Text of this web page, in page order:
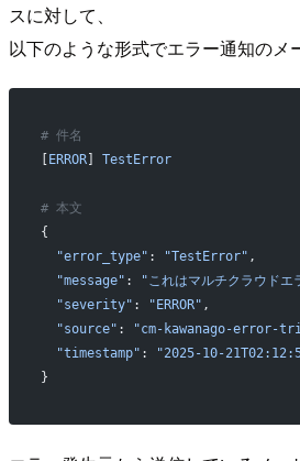
スに対して、
以下のような形式でエラー通知のメ
# 件名
[ERROR] TestError
# 本文
{
  "error_type"
: "TestError" ,
  "message"
: "これはマルチクラウドエ
  "severity"
: "ERROR" ,
  "source"
: "cm-kawanago-error-
  "timestamp"
:
"2025-10-
}